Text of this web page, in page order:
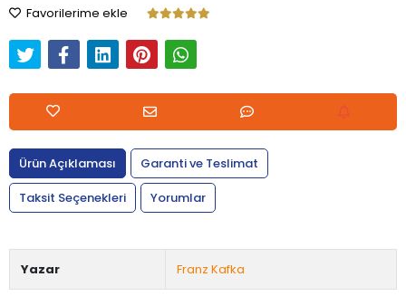
Favorilerime ekle
Ürün Açıklaması
Garanti ve Teslimat
Taksit Seçenekleri
Yorumlar
Yazar Franz Kafka